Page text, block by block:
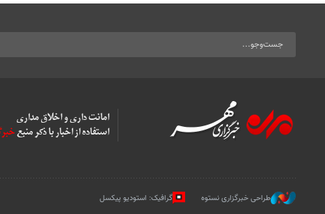
طراحی خبرگزاری نستوه گرافیک: استودیو پیکسل